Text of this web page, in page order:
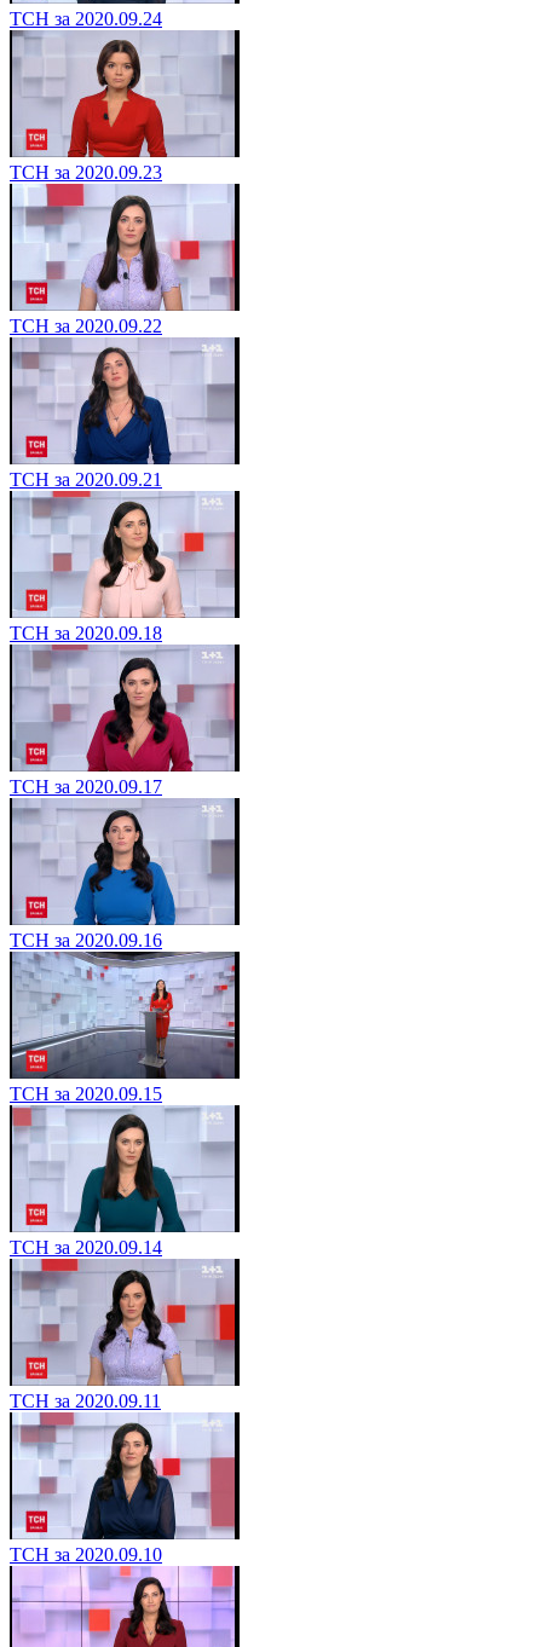
ТСН за 2020.09.24
ТСН за 2020.09.23
ТСН за 2020.09.22
ТСН за 2020.09.21
ТСН за 2020.09.18
ТСН за 2020.09.17
ТСН за 2020.09.16
ТСН за 2020.09.15
ТСН за 2020.09.14
ТСН за 2020.09.11
ТСН за 2020.09.10